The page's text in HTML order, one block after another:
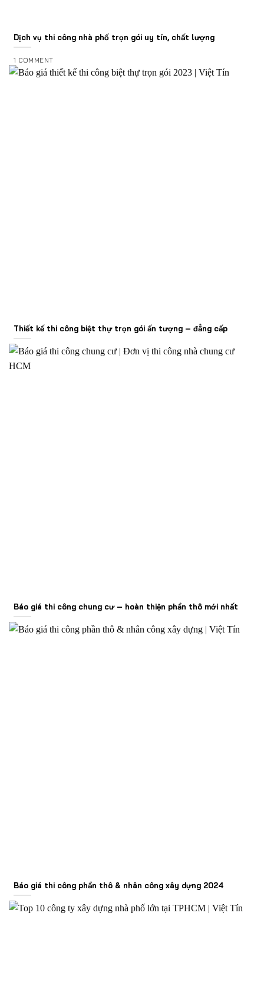
Dịch vụ thi công nhà phố trọn gói uy tín, chất lượng
1 COMMENT
Thiết kế thi công biệt thự trọn gói ấn tượng – đẳng cấp
Báo giá thi công chung cư – hoàn thiện phần thô mới nhất
Báo giá thi công phần thô & nhân công xây dựng 2024